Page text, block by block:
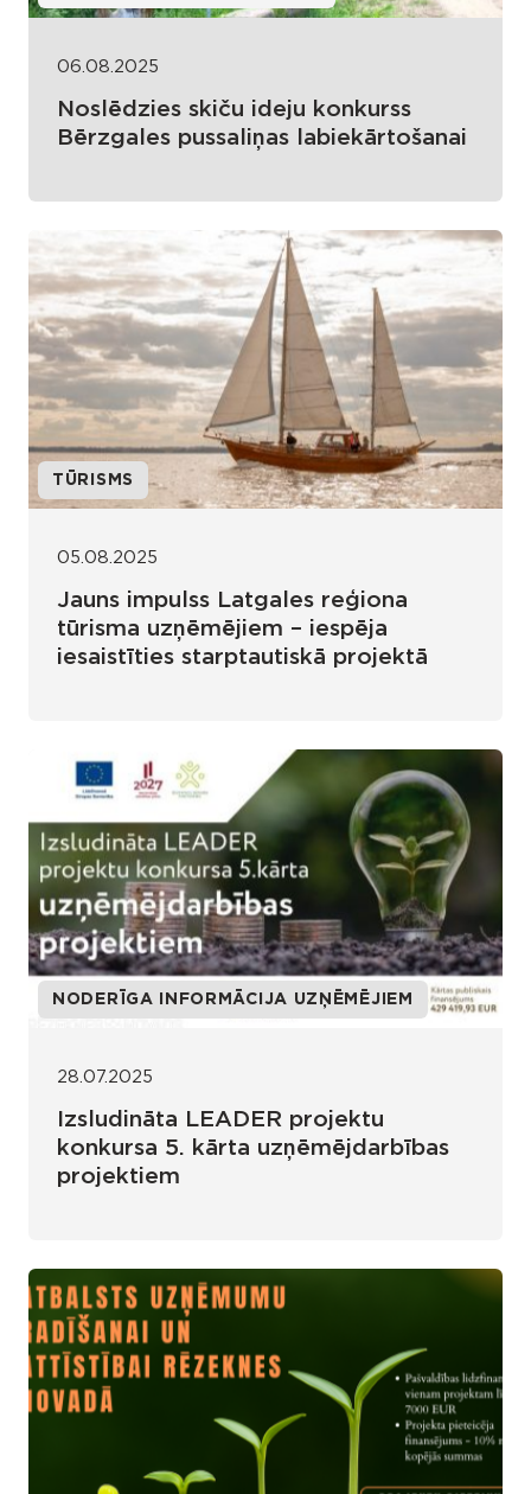
06.08.2025
Noslēdzies skiču ideju konkurss
Bērzgales pussaliņas labiekārtošanai
TŪRISMS
05.08.2025
Jauns impulss Latgales reģiona
tūrisma uzņēmējiem – iespēja
iesaistīties starptautiskā projektā
NODERĪGA INFORMĀCIJA UZŅĒMĒJIEM
28.07.2025
Izsludināta LEADER projektu
konkursa 5. kārta uzņēmējdarbības
projektiem